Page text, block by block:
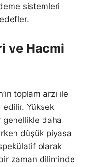
sistemleri
ve Hacmi
toplam arzı ile
edilir. Yüksek
genellikle daha
düşük piyasa
olarak
zaman diliminde